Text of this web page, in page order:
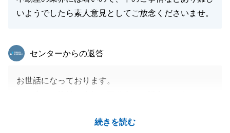
いようでしたら素人意見としてご放念くださいませ。
続きを読む
東急リバブル
センターからの返答
お世話になっております。
私が買主様の不安に寄り添い、決して急かすことな